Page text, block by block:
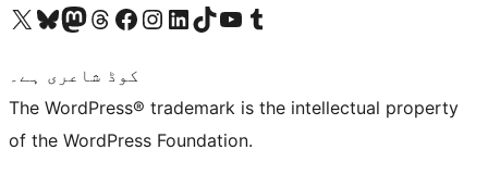
Visit our X (formerly Twitter) account
ہمارے بلیواسکائی اکاؤنٹ پر جائیں
Visit our Mastodon account
ہمارے ٹھریڈز اکاؤنٹ پر جائیں
Visit our Facebook page
Visit our Instagram account
Visit our LinkedIn account
ہمارے ٹک ٹاک اکاؤنٹ پر جائیں
Visit our YouTube channel
ہمارے ٹمبلر اکاؤنٹ پر جائیں
کوڈ شاعری ہے۔
The WordPress® trademark is the intellectual property
of the WordPress Foundation.